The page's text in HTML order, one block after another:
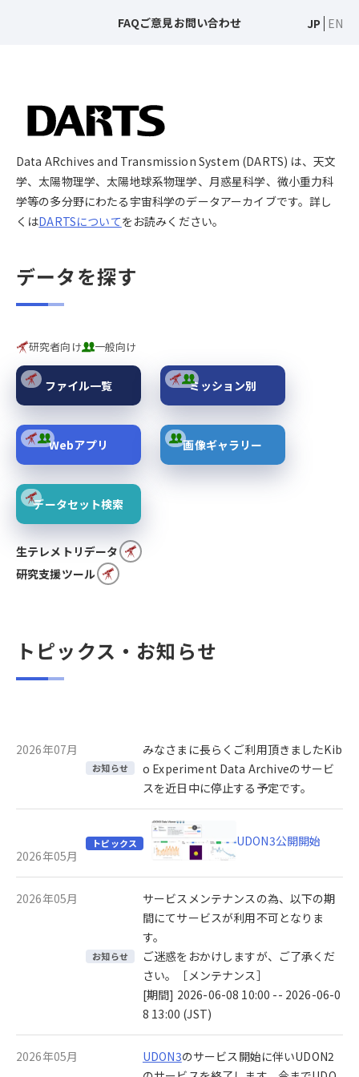
FAQご意見お問い合わせ JP EN
Data ARchives and Transmission System (DARTS) は、天文
学、太陽物理学、太陽地球系物理学、月惑星科学、微小重力科
学等の多分野にわたる宇宙科学のデータアーカイブです。詳し
くはDARTSについてをお読みください。
データを探す
研究者向け 一般向け
ファイル一覧 ミッション別
Webアプリ 画像ギャラリー
データセット検索
生テレメトリデータ
研究支援ツール
トピックス・お知らせ
2026年07月
お知らせ
みなさまに長らくご利用頂きましたKib
o Experiment Data Archiveのサービ
スを近日中に停止する予定です。
2026年05月
トピックス UDON3公開開始
2026年05月
お知らせ
サービスメンテナンスの為、以下の期
間にてサービスが利用不可となりま
す。
ご迷惑をおかけしますが、ご了承くだ
さい。［メンテナンス］
[期間] 2026-06-08 10:00 -- 2026-06-0
8 13:00 (JST)
2026年05月 UDON3のサービス開始に伴いUDON2